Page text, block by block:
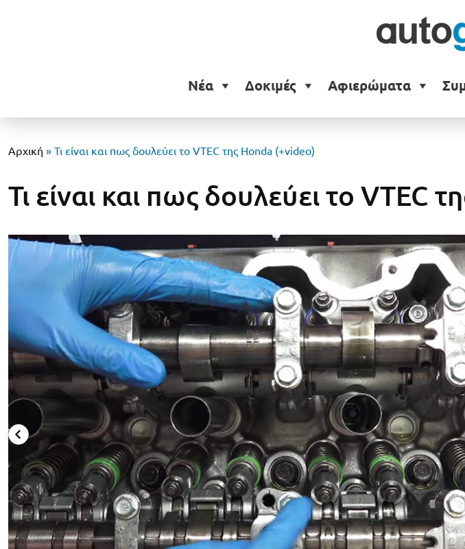
Νέα Δοκιμές Αφιερώματα
Αρχική » Τι είναι και πως δουλεύει το VTEC της Honda (+video)
Τι είναι και πως δουλεύει το VTEC